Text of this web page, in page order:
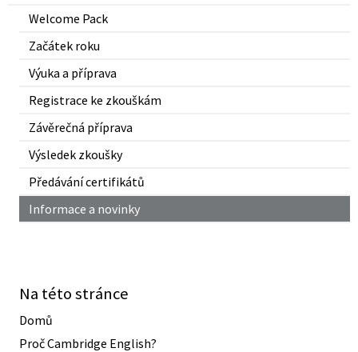
Welcome Pack
Začátek roku
Výuka a příprava
Registrace ke zkouškám
Závěrečná příprava
Výsledek zkoušky
Předávání certifikátů
Informace a novinky
Na této stránce
Domů
Proč Cambridge English?